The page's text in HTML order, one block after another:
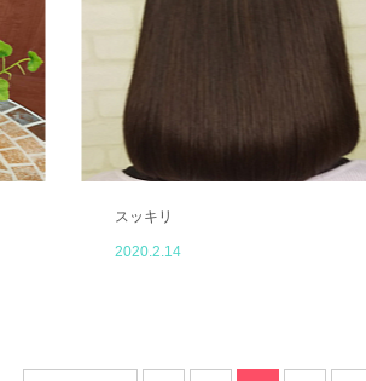
スッキリ
2020.2.14